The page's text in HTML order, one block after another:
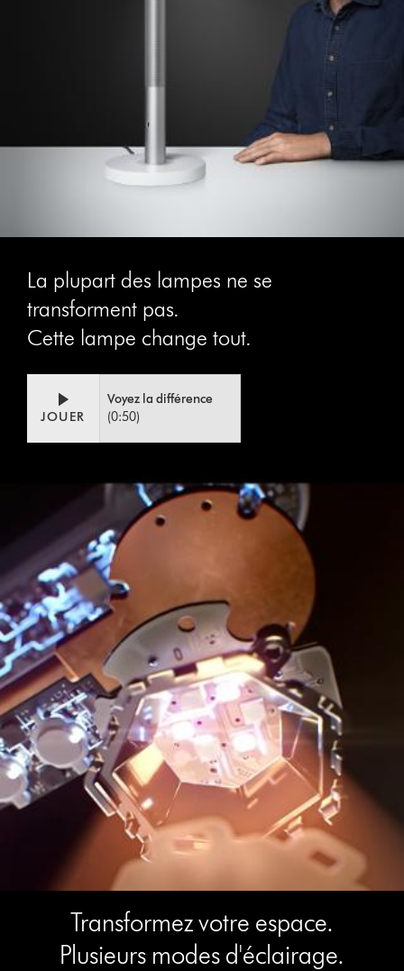
La plupart des lampes ne se
transforment pas.
Cette lampe change tout.
JOUER
Voyez la différence
(0:50)
Transformez votre espace.
Plusieurs modes d'éclairage.